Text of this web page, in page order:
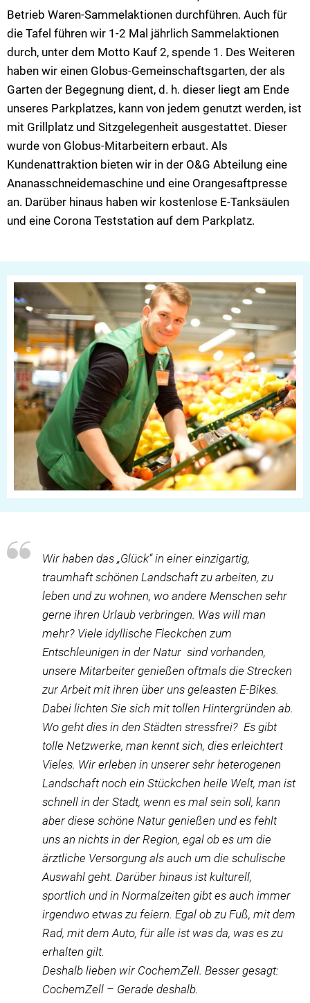
Betrieb Waren-Sammelaktionen durchführen. Auch für
die Tafel führen wir 1-2 Mal jährlich Sammelaktionen
durch, unter dem Motto Kauf 2, spende 1. Des Weiteren
haben wir einen Globus-Gemeinschaftsgarten, der als
Garten der Begegnung dient, d. h. dieser liegt am Ende
unseres Parkplatzes, kann von jedem genutzt werden, ist
mit Grillplatz und Sitzgelegenheit ausgestattet. Dieser
wurde von Globus-Mitarbeitern erbaut. Als
Kundenattraktion bieten wir in der O&G Abteilung eine
Ananasschneidemaschine und eine Orangesaftpresse
an. Darüber hinaus haben wir kostenlose E-Tanksäulen
und eine Corona Teststation auf dem Parkplatz.
Wir haben das „Glück“ in einer einzigartig,
traumhaft schönen Landschaft zu arbeiten, zu
leben und zu wohnen, wo andere Menschen sehr
gerne ihren Urlaub verbringen. Was will man
mehr? Viele idyllische Fleckchen zum
Entschleunigen in der Natur sind vorhanden,
unsere Mitarbeiter genießen oftmals die Strecken
zur Arbeit mit ihren über uns geleasten E-Bikes.
Dabei lichten Sie sich mit tollen Hintergründen ab.
Wo geht dies in den Städten stressfrei? Es gibt
tolle Netzwerke, man kennt sich, dies erleichtert
Vieles. Wir erleben in unserer sehr heterogenen
Landschaft noch ein Stückchen heile Welt, man ist
schnell in der Stadt, wenn es mal sein soll, kann
aber diese schöne Natur genießen und es fehlt
uns an nichts in der Region, egal ob es um die
ärztliche Versorgung als auch um die schulische
Auswahl geht. Darüber hinaus ist kulturell,
sportlich und in Normalzeiten gibt es auch immer
irgendwo etwas zu feiern. Egal ob zu Fuß, mit dem
Rad, mit dem Auto, für alle ist was da, was es zu
erhalten gilt.
Deshalb lieben wir CochemZell. Besser gesagt:
CochemZell – Gerade deshalb.